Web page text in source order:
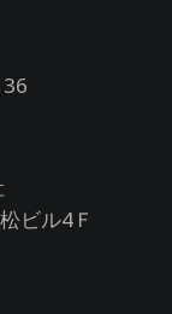
ビル4Ｆ